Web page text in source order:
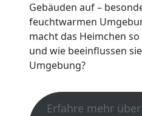
Gebäuden auf –
feuchtwarmen
macht das Heimchen
und wie beeinflussen
Umgebung?
Erfahre mehr